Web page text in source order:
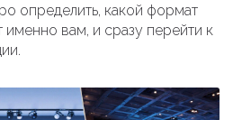
определить, какой формат
вам, и сразу перейти к